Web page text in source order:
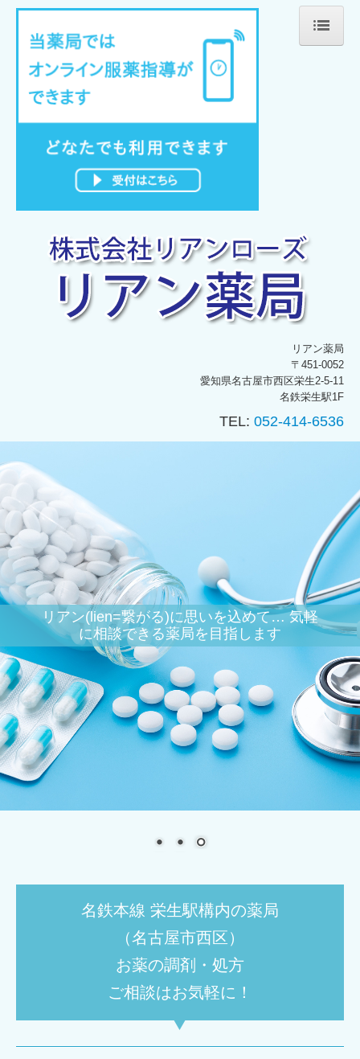
ホーム
当薬局について
処方箋の受付
ジェネリック薬について
会社案内
指先チェック
オンライン服薬指導
掲示事項
リアン薬局
〒451-0052
愛知県名古屋市西区栄生2-5-11
名鉄栄生駅1F
TEL: 052-414-6536
リアン(lien=繋がる)に思いを込めて… 気軽
に相談できる薬局を目指します
名鉄本線 栄生駅構内の薬局
（名古屋市西区）
お薬の調剤・処方
ご相談はお気軽に！